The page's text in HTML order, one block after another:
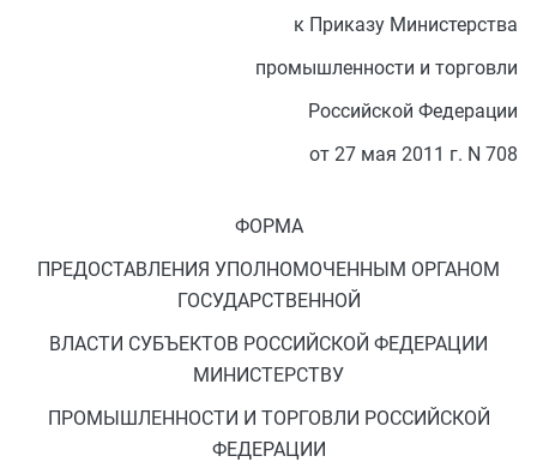
к Приказу Министерства
промышленности и торговли
Российской Федерации
от 27 мая 2011 г. N 708
ФОРМА
ПРЕДОСТАВЛЕНИЯ УПОЛНОМОЧЕННЫМ ОРГАНОМ
ГОСУДАРСТВЕННОЙ
ВЛАСТИ СУБЪЕКТОВ РОССИЙСКОЙ ФЕДЕРАЦИИ
МИНИСТЕРСТВУ
ПРОМЫШЛЕННОСТИ И ТОРГОВЛИ РОССИЙСКОЙ
ФЕДЕРАЦИИ